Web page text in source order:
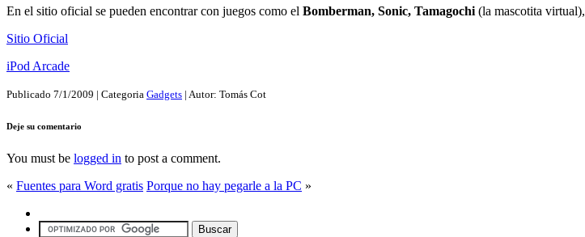
En el sitio oficial se pueden encontrar con juegos como el Bomberman, Sonic, Tamagochi (la mascotita virtual),
Sitio Oficial
iPod Arcade
Publicado 7/1/2009 | Categoria Gadgets | Autor: Tomás Cot
Deje su comentario
You must be logged in to post a comment.
« Fuentes para Word gratis Porque no hay pegarle a la PC »